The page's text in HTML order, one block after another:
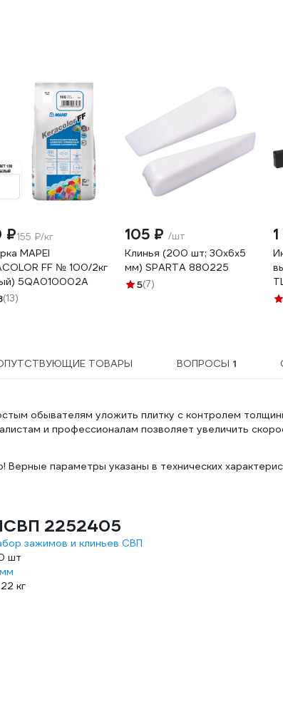
₽155 ₽/кг
MAPEI
FF № 100/2кг
5QA010002A
(13)
105 ₽ /шт
Клинья (200 шт; 30х6х5
мм) SPARTA 880225
5(7)
ТОВАРЫ ВОПРОСЫ 1
обывателям уложить плитку с контролем
и профессионалам позволяет увеличить
параметры указаны в технических
2252405
зажимов и клиньев СВП
шт
кг